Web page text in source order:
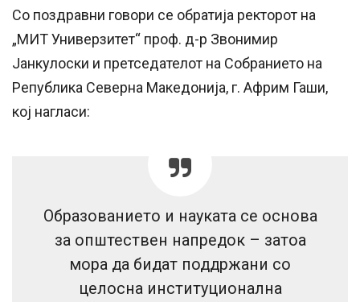
Со поздравни говори се обратија ректорот на
„МИТ Универзитет“ проф. д-р Звонимир
Јанкулоски и претседателот на Собранието на
Република Северна Македонија, г. Африм Гаши,
кој нагласи:
Образованието и науката се основа
за општествен напредок – затоа
мора да бидат поддржани со
целосна институционална